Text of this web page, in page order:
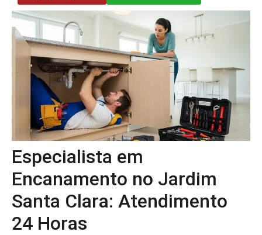
Especialista em
Encanamento no Jardim
Santa Clara: Atendimento
24 Horas